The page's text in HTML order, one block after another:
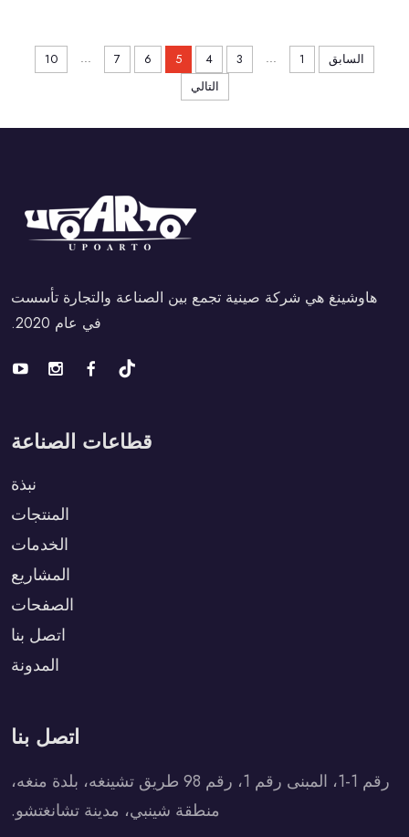
السابق 1
...
3
4
5
6
7
...
10
التالي
هاوشينغ هي شركة صينية تجمع بين الصناعة والتجارة تأسست
في عام 2020.
قطاعات الصناعة
نبذة
المنتجات
الخدمات
المشاريع
الصفحات
اتصل بنا
المدونة
اتصل بنا
رقم 1-1، المبنى رقم 1، رقم 98 طريق تشينغه، بلدة منغه،
منطقة شينبي، مدينة تشانغتشو.